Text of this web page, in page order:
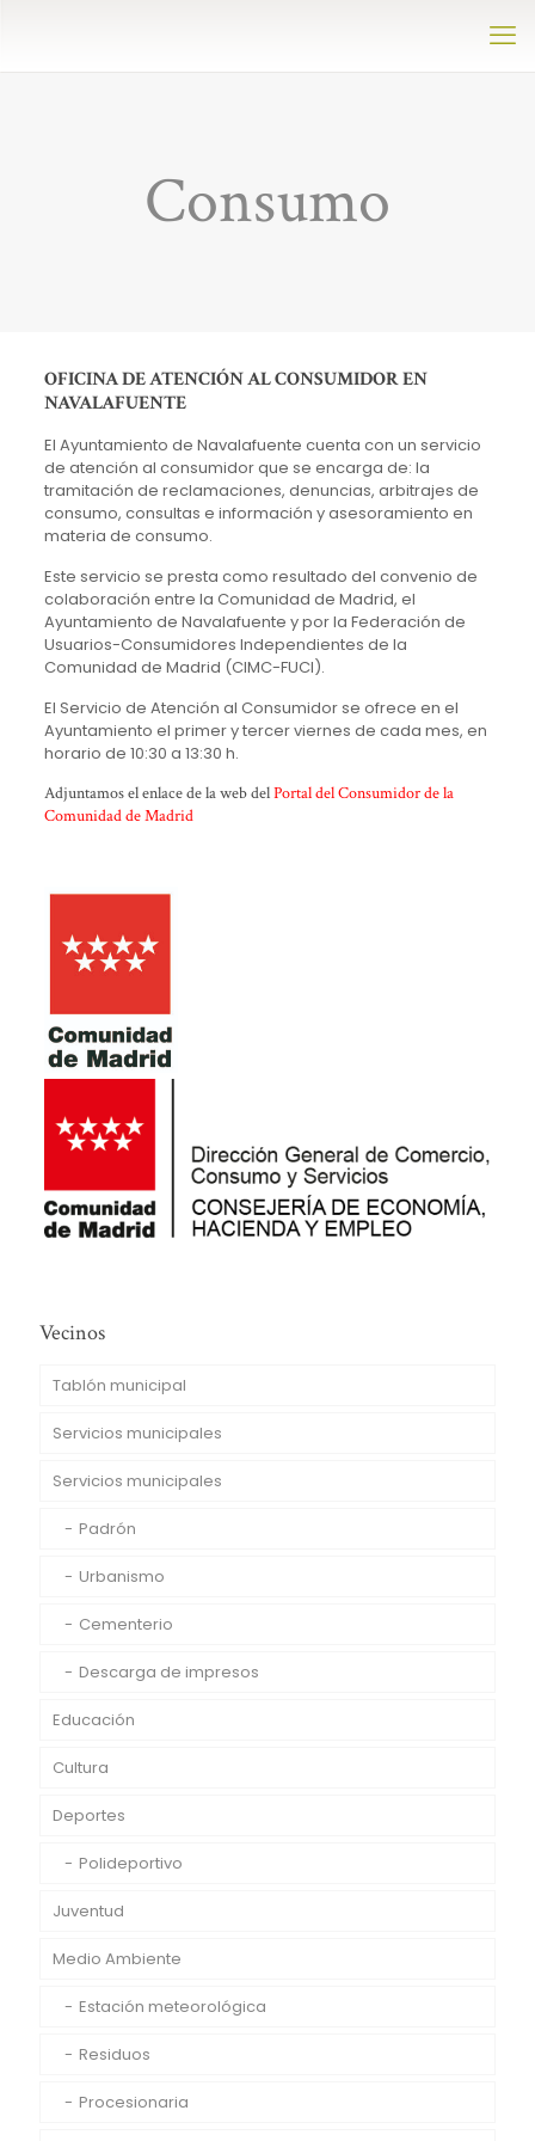
Consumo
OFICINA DE ATENCIÓN AL CONSUMIDOR EN
NAVALAFUENTE
El Ayuntamiento de Navalafuente cuenta con un servicio
de atención al consumidor que se encarga de: la
tramitación de reclamaciones, denuncias, arbitrajes de
consumo, consultas e información y asesoramiento en
materia de consumo.
Este servicio se presta como resultado del convenio de
colaboración entre la Comunidad de Madrid, el
Ayuntamiento de Navalafuente y por la Federación de
Usuarios-Consumidores Independientes de la
Comunidad de Madrid (CIMC-FUCI).
El Servicio de Atención al Consumidor se ofrece en el
Ayuntamiento el primer y tercer viernes de cada mes, en
horario de 10:30 a 13:30 h.
Adjuntamos el enlace de la web delPortal del Consumidor de la
Comunidad de Madrid
Vecinos
Tablón municipal
Servicios municipales
Servicios municipales
Padrón
Urbanismo
Cementerio
Descarga de impresos
Educación
Cultura
Deportes
Polideportivo
Juventud
Medio Ambiente
Estación meteorológica
Residuos
Procesionaria